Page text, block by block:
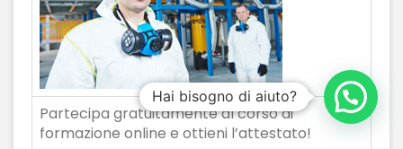
Partecipa gratuitamente al corso di
formazione online e ottieni l’attestato!
Hai bisogno di aiuto?